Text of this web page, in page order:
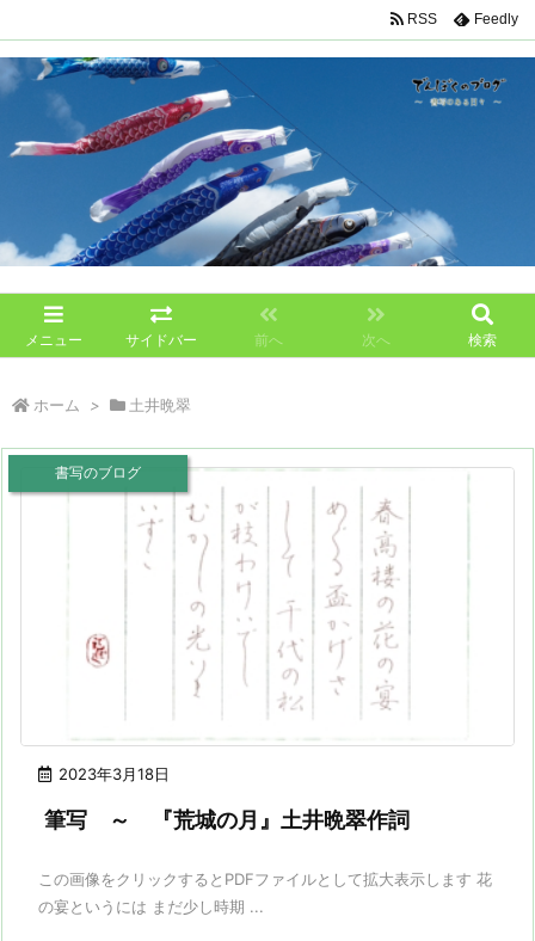
メニュー サイドバー 前へ 次へ 検索
RSS Feedly
ホーム > 土井晩翠
2023年3月18日
書写のブログ
筆写 ～ 『荒城の月』土井晩翠作詞
この画像をクリックするとPDFファイルとして拡大表示します 花
の宴というには まだ少し時期 ...